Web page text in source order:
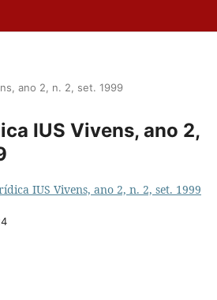
ano 2, n. 2, set. 1999
IUS Vivens, ano 2,